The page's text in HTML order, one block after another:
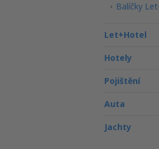
Balíčky
Let+Hotel
Hotely
Pojištění
Auta
Jachty